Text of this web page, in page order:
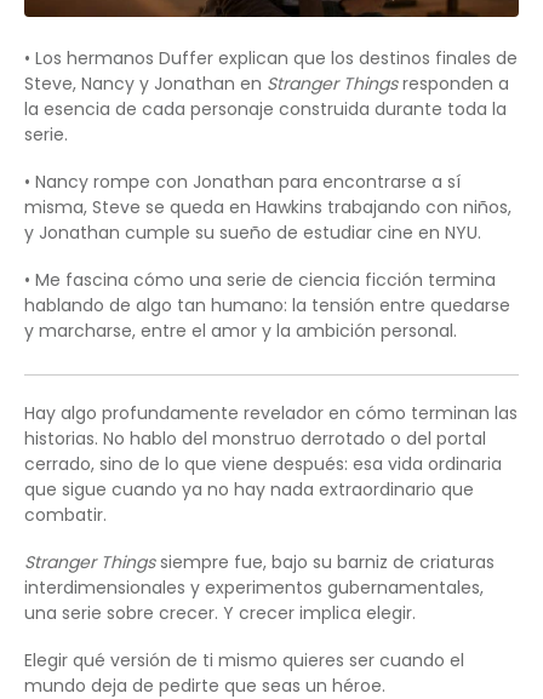
• Los hermanos Duffer explican que los destinos finales de
Steve, Nancy y Jonathan en Stranger Thingsresponden a
la esencia de cada personaje construida durante toda la
serie.
• Nancy rompe con Jonathan para encontrarse a sí
misma, Steve se queda en Hawkins trabajando con niños,
y Jonathan cumple su sueño de estudiar cine en NYU.
• Me fascina cómo una serie de ciencia ficción termina
hablando de algo tan humano: la tensión entre quedarse
y marcharse, entre el amor y la ambición personal.
Hay algo profundamente revelador en cómo terminan las
historias. No hablo del monstruo derrotado o del portal
cerrado, sino de lo que viene después: esa vida ordinaria
que sigue cuando ya no hay nada extraordinario que
combatir.
Stranger Thingssiempre fue, bajo su barniz de criaturas
interdimensionales y experimentos gubernamentales,
una serie sobre crecer. Y crecer implica elegir.
Elegir qué versión de ti mismo quieres ser cuando el
mundo deja de pedirte que seas un héroe.